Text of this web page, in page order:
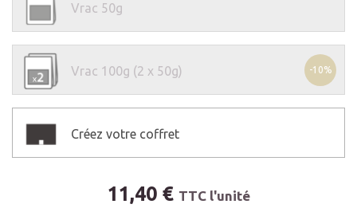
Vrac 50g
-10%
Vrac 100g (2 x 50g)
Créez votre coffret
11,40 € TTC l'unité